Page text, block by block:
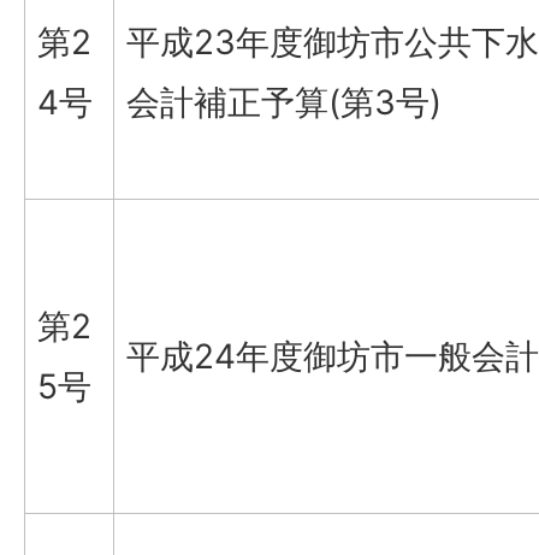
第2
4号
平成23年度御坊市公共下
会計補正予算(第3号)
第2
5号
平成24年度御坊市一般会